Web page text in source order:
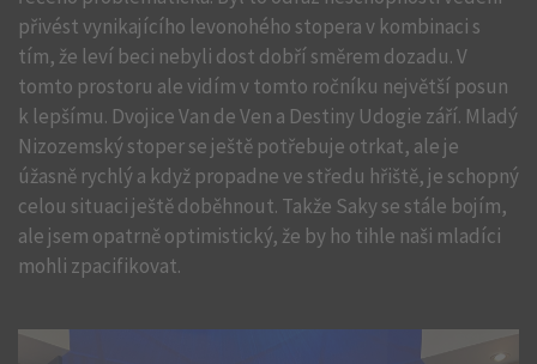
přivést vynikajícího levonohého stopera v kombinaci s
tím, že leví beci nebyli dost dobří směrem dozadu. V
tomto prostoru ale vidím v tomto ročníku největší posun
k lepšímu. Dvojice Van de Ven a Destiny Udogie září. Mladý
Nizozemský stoper se ještě potřebuje otrkat, ale je
úžasně rychlý a když propadne ve středu hřiště, je schopný
celou situaci ještě doběhnout. Takže Saky se stále bojím,
ale jsem opatrně optimistický, že by ho tihle naši mladíci
mohli zpacifikovat.